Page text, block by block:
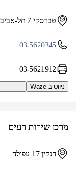
טברסקי 7 תל-אביב יפו
03-5620345
03-5621912
ניווט ב-Waze
מרכז שירות רעים
חנקין 17 עפולה